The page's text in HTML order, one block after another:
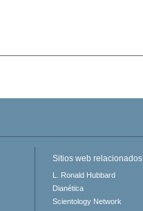
Sitios web relacionados
L. Ronald Hubbard
Dianética
Scientology Network